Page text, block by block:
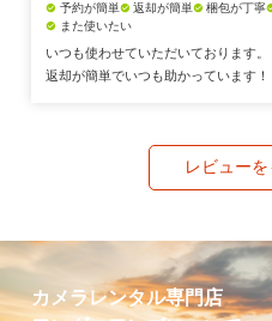
check_circle 予約が簡単check_circle 返却が簡単check_circle 梱包が丁寧
check_circle また使いたい
いつも使わせていただいております。
返却が簡単でいつも助かっています！
レビュー
カメラレンタル専門店